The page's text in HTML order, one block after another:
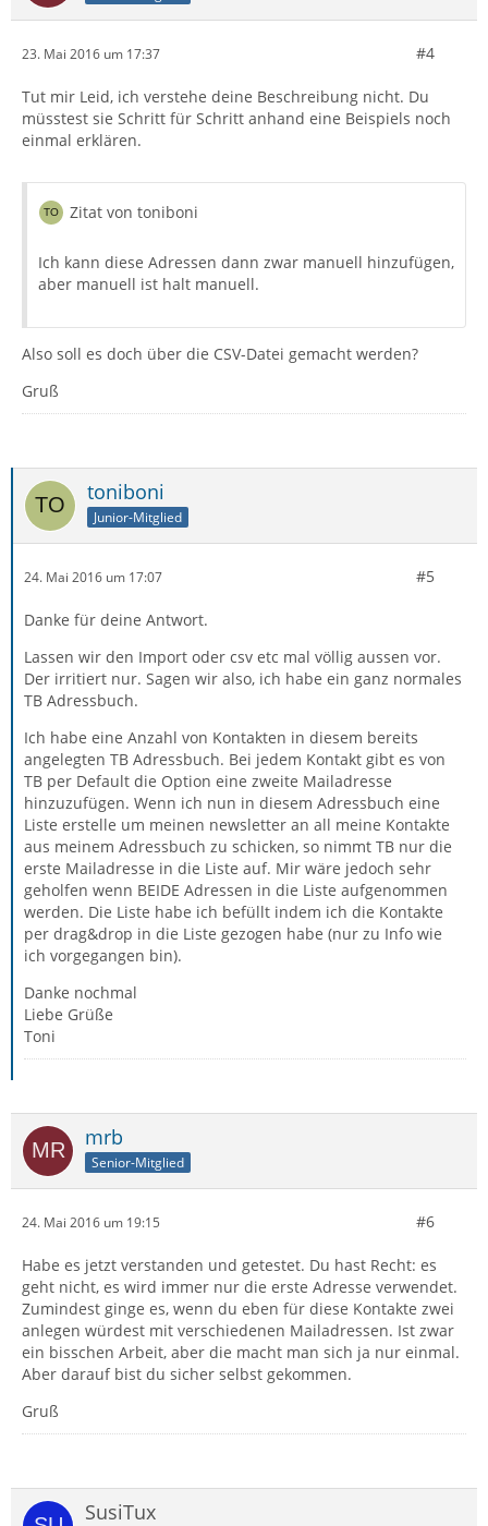
23. Mai 2016 um 17:37 #4
Tut mir Leid, ich verstehe deine Beschreibung nicht. Du
müsstest sie Schritt für Schritt anhand eine Beispiels noch
einmal erklären.
Zitat von toniboni
Ich kann diese Adressen dann zwar manuell hinzufügen,
aber manuell ist halt manuell.
Also soll es doch über die CSV-Datei gemacht werden?
Gruß
toniboni
Junior-Mitglied
24. Mai 2016 um 17:07 #5
Danke für deine Antwort.
Lassen wir den Import oder csv etc mal völlig aussen vor.
Der irritiert nur. Sagen wir also, ich habe ein ganz normales
TB Adressbuch.
Ich habe eine Anzahl von Kontakten in diesem bereits
angelegten TB Adressbuch. Bei jedem Kontakt gibt es von
TB per Default die Option eine zweite Mailadresse
hinzuzufügen. Wenn ich nun in diesem Adressbuch eine
Liste erstelle um meinen newsletter an all meine Kontakte
aus meinem Adressbuch zu schicken, so nimmt TB nur die
erste Mailadresse in die Liste auf. Mir wäre jedoch sehr
geholfen wenn BEIDE Adressen in die Liste aufgenommen
werden. Die Liste habe ich befüllt indem ich die Kontakte
per drag&drop in die Liste gezogen habe (nur zu Info wie
ich vorgegangen bin).
Danke nochmal
Liebe Grüße
Toni
mrb
Senior-Mitglied
24. Mai 2016 um 19:15 #6
Habe es jetzt verstanden und getestet. Du hast Recht: es
geht nicht, es wird immer nur die erste Adresse verwendet.
Zumindest ginge es, wenn du eben für diese Kontakte zwei
anlegen würdest mit verschiedenen Mailadressen. Ist zwar
ein bisschen Arbeit, aber die macht man sich ja nur einmal.
Aber darauf bist du sicher selbst gekommen.
Gruß
SusiTux